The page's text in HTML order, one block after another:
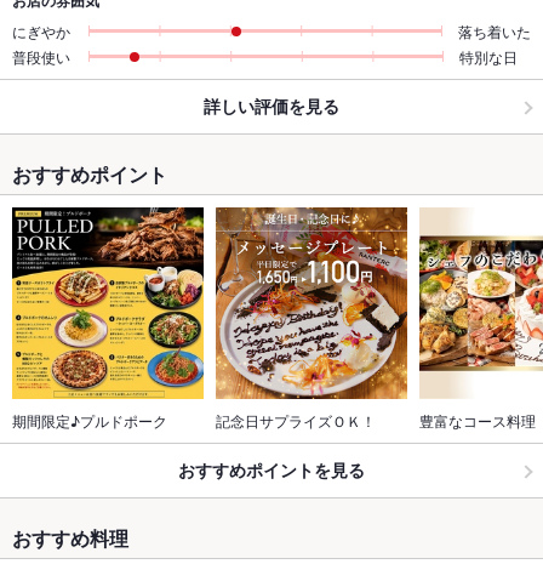
にぎやか
落ち着いた
普段使い
特別な日
詳しい評価を見る
おすすめポイント
期間限定♪プルドポーク 記念日サプライズＯＫ！ 豊富なコース料理
おすすめポイントを見る
おすすめ料理